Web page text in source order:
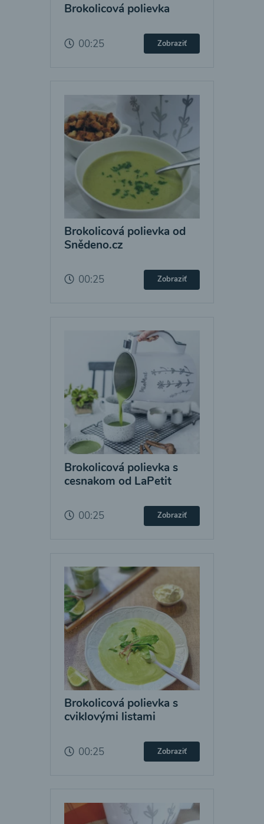
Brokolicová polievka
00:25 Zobraziť
Brokolicová polievka od
Snědeno.cz
00:25 Zobraziť
Brokolicová polievka s
cesnakom od LaPetit
00:25 Zobraziť
Brokolicová polievka s
cviklovými listami
00:25 Zobraziť